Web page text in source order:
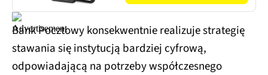
Bank Pocztowy konsekwentnie realizuje strategię
stawania się instytucją bardziej cyfrową,
odpowiadającą na potrzeby współczesnego